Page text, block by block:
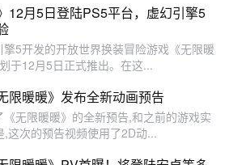
12月5日登陆PS5平台，虚幻引擎5
5开发的开放世界换装冒险游戏《无限暖
于12月5日正式推出。在这...
限暖暖》发布全新动画预告
无限暖暖》的全新预告,和之前的游戏实
这次的预告视频使用了2D动...